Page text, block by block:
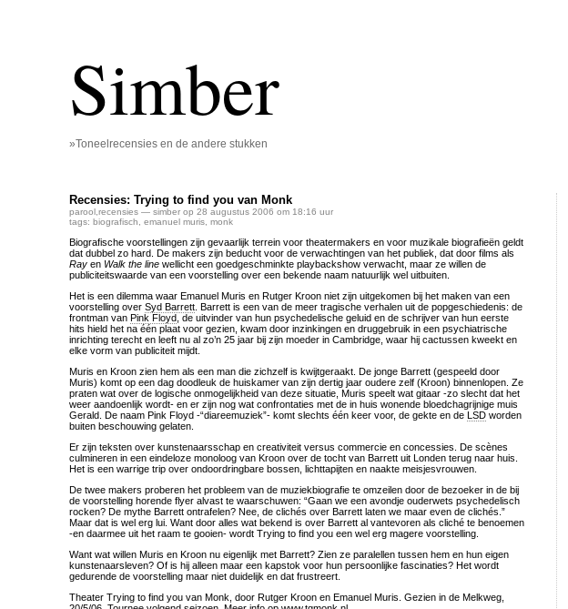
Simber
»Toneelrecensies en de andere stukken
Recensies: Trying to find you van Monk
parool recensies — simber op 28 augustus 2006 om 18:16 uur
tags: biografisch emanuel muris monk
Biografische voorstellingen zijn gevaarlijk terrein voor theatermakers en voor muzikale biografieën geldt
dat dubbel zo hard. De makers zijn beducht voor de verwachtingen van het publiek, dat door films als
Ray en Walk the line wellicht een goedgeschminkte playbackshow verwacht, maar ze willen de
publiciteitswaarde van een voorstelling over een bekende naam natuurlijk wel uitbuiten.
Het is een dilemma waar Emanuel Muris en Rutger Kroon niet zijn uitgekomen bij het maken van een
voorstelling over Syd Barrett . Barrett is een van de meer tragische verhalen uit de popgeschiedenis: de
frontman van Pink Floyd , de uitvinder van hun psychedelische geluid en de schrijver van hun eerste
hits hield het na één plaat voor gezien, kwam door inzinkingen en druggebruik in een psychiatrische
inrichting terecht en leeft nu al zo’n 25 jaar bij zijn moeder in Cambridge, waar hij cactussen kweekt en
elke vorm van publiciteit mijdt.
Muris en Kroon zien hem als een man die zichzelf is kwijtgeraakt. De jonge Barrett (gespeeld door
Muris) komt op een dag doodleuk de huiskamer van zijn dertig jaar oudere zelf (Kroon) binnenlopen. Ze
praten wat over de logische onmogelijkheid van deze situatie, Muris speelt wat gitaar -zo slecht dat het
weer aandoenlijk wordt- en er zijn nog wat confrontaties met de in huis wonende bloedchagrijnige muis
Gerald. De naam Pink Floyd -“diareemuziek”- komt slechts één keer voor, de gekte en de LSD worden
buiten beschouwing gelaten.
Er zijn teksten over kunstenaarsschap en creativiteit versus commercie en concessies. De scènes
culmineren in een eindeloze monoloog van Kroon over de tocht van Barrett uit Londen terug naar huis.
Het is een warrige trip over ondoordringbare bossen, lichttapijten en naakte meisjesvrouwen.
De twee makers proberen het probleem van de muziekbiografie te omzeilen door de bezoeker in de bij
de voorstelling horende flyer alvast te waarschuwen: “Gaan we een avondje ouderwets psychedelisch
rocken? De mythe Barrett ontrafelen? Nee, de clichés over Barrett laten we maar even de clichés.”
Maar dat is wel erg lui. Want door alles wat bekend is over Barrett al vantevoren als cliché te benoemen
-en daarmee uit het raam te gooien- wordt Trying to find you een wel erg magere voorstelling.
Want wat willen Muris en Kroon nu eigenlijk met Barrett? Zien ze paralellen tussen hem en hun eigen
kunstenaarsleven? Of is hij alleen maar een kapstok voor hun persoonlijke fascinaties? Het wordt
gedurende de voorstelling maar niet duidelijk en dat frustreert.
Theater Trying to find you van Monk, door Rutger Kroon en Emanuel Muris. Gezien in de Melkweg,